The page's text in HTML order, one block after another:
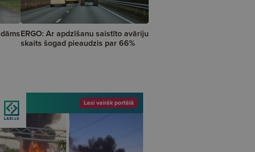
ERGO: Ar apdzīšanu saistīto avāriju
skaits šogad pieaudzis par 66%